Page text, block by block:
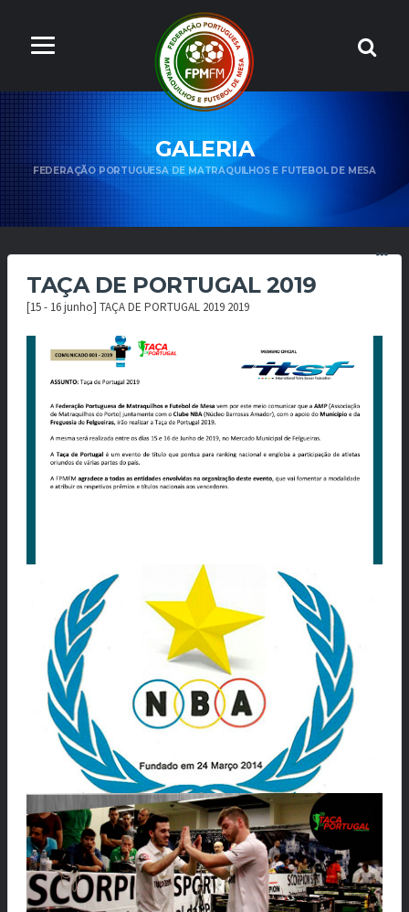
GALERIA
FEDERAÇÃO PORTUGUESA DE MATRAQUILHOS E FUTEBOL DE MESA
TAÇA DE PORTUGAL 2019
[15 - 16 junho] TAÇA DE PORTUGAL 2019 2019